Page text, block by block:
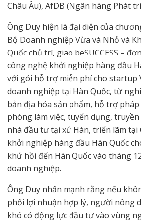
Châu Âu), AfDB (Ngân hàng Phát
Ông Duy hiện là đại diện của
Bộ Doanh nghiệp Vừa và Nhỏ và
Quốc chủ trì, giao beSUCCESS –
công nghệ khởi nghiệp hàng đầu
với gói hỗ trợ miễn phí cho startup
doanh nghiệp tại Hàn Quốc, từ
bản địa hóa sản phẩm, hỗ trợ
phòng làm việc, tuyển dụng,
nhà đầu tư tại xứ Hàn, triển lãm tại
khởi nghiệp hàng đầu Hàn Quốc
khứ hồi đến Hàn Quốc vào tháng
doanh nghiệp.
Ông Duy nhấn mạnh rằng nếu
phối lợi nhuận hợp lý, người nông
khó có động lực đầu tư vào vùng